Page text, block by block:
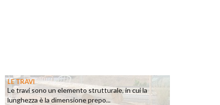
LE TRAVI
Le travi sono un elemento strutturale, in cui la
lunghezza è la dimensione prepo...